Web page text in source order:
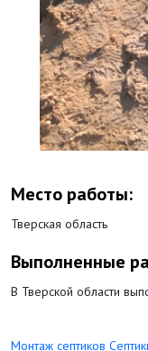
Место работы:
Тверская область
Выполненные
В Тверской области
Монтаж септиков